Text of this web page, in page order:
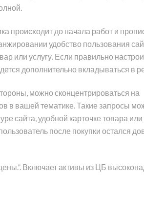
происходит до начала работ и
удобство пользования
или услугу. Если правильно
дополнительно вкладываться в
можно сконцентрироваться на
в вашей тематике. Такие запросы
сайта, удобной карточке товара или
после покупки остался
Включает активы из ЦБ